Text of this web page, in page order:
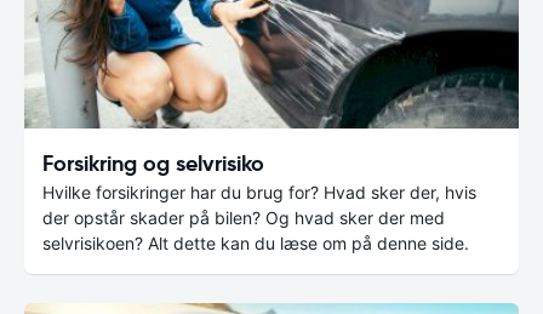
Forsikring og selvrisiko
Hvilke forsikringer har du brug for? Hvad sker der, hvis
der opstår skader på bilen? Og hvad sker der med
selvrisikoen? Alt dette kan du læse om på denne side.